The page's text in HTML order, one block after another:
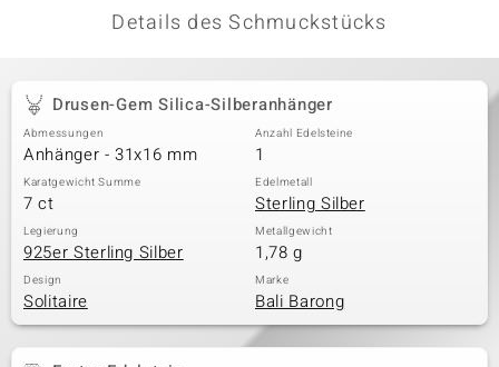
Details des Schmuckstücks
Drusen-Gem Silica-Silberanhänger
Abmessungen
Anhänger - 31x16 mm
Anzahl Edelsteine
1
Karatgewicht Summe
7 ct
Edelmetall
Sterling Silber
Legierung
925er Sterling Silber
Metallgewicht
1,78 g
Design
Solitaire
Marke
Bali Barong